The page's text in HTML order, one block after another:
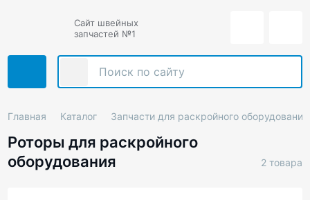
Сайт швейных
запчастей №1
Главная Каталог Запчасти для раскройного оборудования
Роторы для раскройного
оборудования
2 товара